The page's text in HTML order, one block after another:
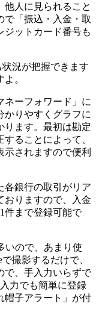
他人に見られること
で「振込・入金・取
ジットカード番号も
況が把握できます
。
ネーフォワード」に
かりやすくグラフに
ります。最初は勘定
ることによって、
されますので便利
各銀行の取引がリア
おりますので、入金
件まで登録可能で
いので、あまり使
撮影するだけで、
で、手入力いらずで
力でも簡単に登録
帽子アラート」が付